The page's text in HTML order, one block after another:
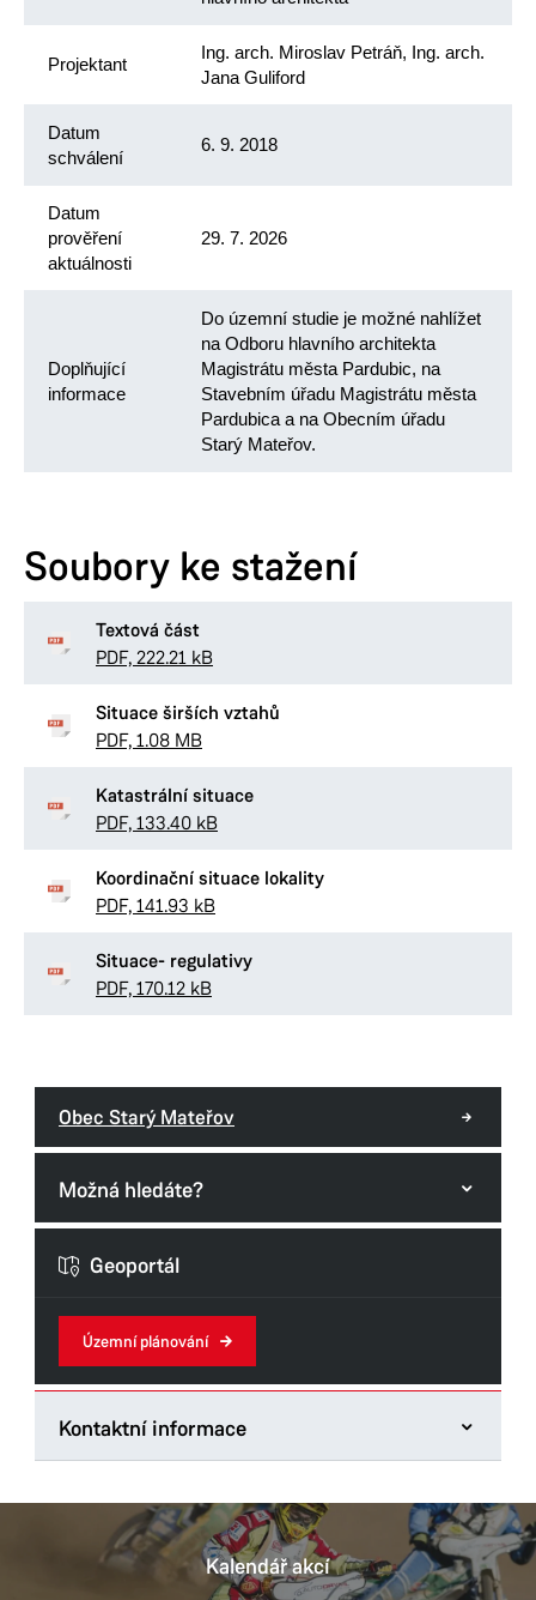
Projektant
Ing. arch. Miroslav Petráň, Ing. arch.
Jana Guliford
Datum
schválení
6. 9. 2018
Datum
prověření
aktuálnosti
29. 7. 2026
Doplňující
informace
Do územní studie je možné nahlížet
na Odboru hlavního architekta
Magistrátu města Pardubic, na
Stavebním úřadu Magistrátu města
Pardubica a na Obecním úřadu
Starý Mateřov.
Soubory ke stažení
Textová část
PDF, 222.21 kB
Situace širších vztahů
PDF, 1.08 MB
Katastrální situace
PDF, 133.40 kB
Koordinační situace lokality
PDF, 141.93 kB
Situace- regulativy
PDF, 170.12 kB
Obec Starý Mateřov
Možná hledáte?
Formuláře odboru
Geoportál
Územní plánování
Kontaktní informace
Štrossova 44
53021 Pardubice
Kalendář akcí